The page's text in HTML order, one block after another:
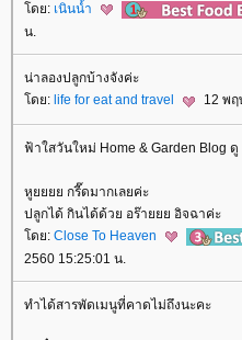
ดย: เนินน้ำ
น.
น่าลองปลูกบ้างจังค่ะ
ดย: life for eat and travel 12 พ
ฟ้าใสวันใหม่ Home & Garden Blog ดู
หูยยยย กรี๊ดมากเลยค่ะ
ปลูกได้ กินได้ด้วย อร๊ายยย อิจฉาค่ะ
ดย: Close To Heaven
2560 15:25:01 น.
ทำได้สารพัดเมนูที่คาดไม่ถึงนะคะ